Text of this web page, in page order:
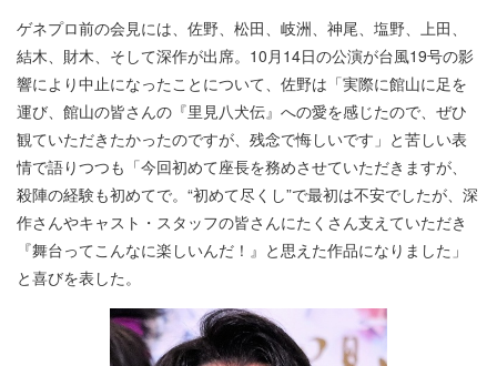
ゲネプロ前の会見には、佐野、松田、岐洲、神尾、塩野、上田、
結木、財木、そして深作が出席。10月14日の公演が台風19号の影
響により中止になったことについて、佐野は「実際に館山に足を
運び、館山の皆さんの『里見八犬伝』への愛を感じたので、ぜひ
観ていただきたかったのですが、残念で悔しいです」と苦しい表
情で語りつつも「今回初めて座長を務めさせていただきますが、
殺陣の経験も初めてで。“初めて尽くし”で最初は不安でしたが、深
作さんやキャスト・スタッフの皆さんにたくさん支えていただき
『舞台ってこんなに楽しいんだ！』と思えた作品になりました」
と喜びを表した。